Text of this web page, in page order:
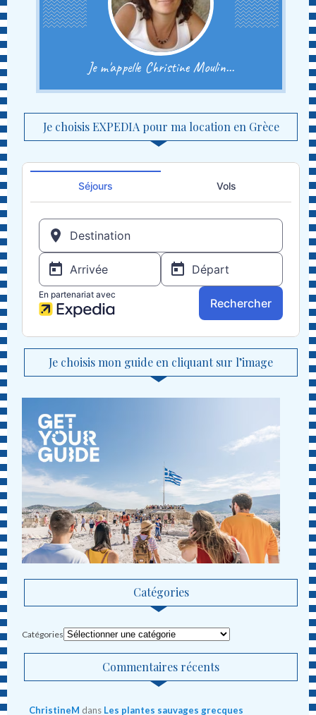
Je m'appelle Christine Moulin...
Je choisis EXPEDIA pour ma location en Grèce
Je choisis mon guide en cliquant sur l’image
Catégories
Catégories
Commentaires récents
ChristineM dans Les plantes sauvages grecques